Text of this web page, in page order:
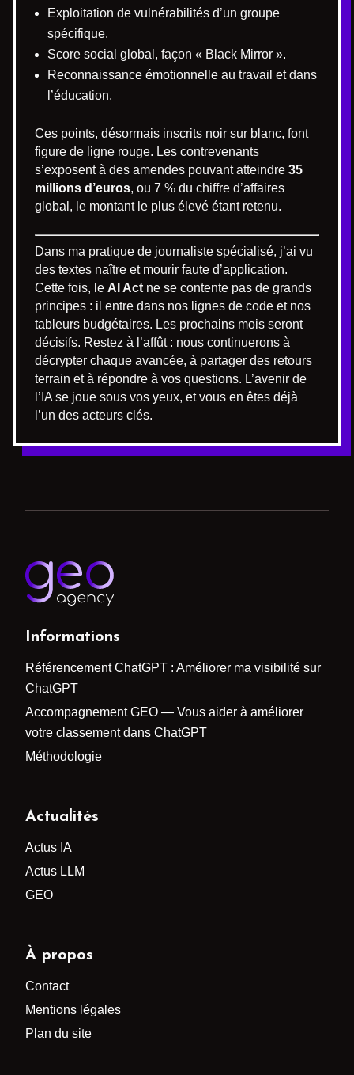
Exploitation de vulnérabilités d’un groupe
spécifique.
Score social global, façon « Black Mirror ».
Reconnaissance émotionnelle au travail et dans
l’éducation.
Ces points, désormais inscrits noir sur blanc, font
figure de ligne rouge. Les contrevenants
s’exposent à des amendes pouvant atteindre 35
millions d’euros, ou 7 % du chiffre d’affaires
global, le montant le plus élevé étant retenu.
Dans ma pratique de journaliste spécialisé, j’ai vu
des textes naître et mourir faute d’application.
Cette fois, le AI Act ne se contente pas de grands
principes : il entre dans nos lignes de code et nos
tableurs budgétaires. Les prochains mois seront
décisifs. Restez à l’affût : nous continuerons à
décrypter chaque avancée, à partager des retours
terrain et à répondre à vos questions. L’avenir de
l’IA se joue sous vos yeux, et vous en êtes déjà
l’un des acteurs clés.
Informations
Référencement ChatGPT : Améliorer ma visibilité sur
ChatGPT
Accompagnement GEO — Vous aider à améliorer
votre classement dans ChatGPT
Méthodologie
Actualités
Actus IA
Actus LLM
GEO
À propos
Contact
Mentions légales
Plan du site